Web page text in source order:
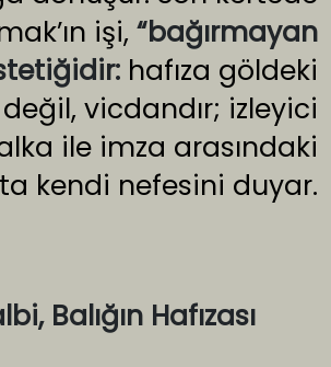
işi, “bağırmayan
hafıza göldeki
vicdandır; izleyici
ile imza arasındaki
kendi nefesini duyar.
Balığın Hafızası